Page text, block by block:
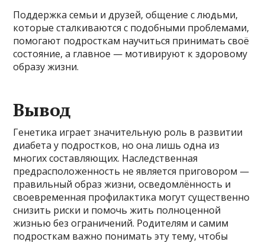
Поддержка семьи и друзей, общение с людьми,
которые сталкиваются с подобными проблемами,
помогают подросткам научиться принимать своё
состояние, а главное — мотивируют к здоровому
образу жизни.
Вывод
Генетика играет значительную роль в развитии
диабета у подростков, но она лишь одна из
многих составляющих. Наследственная
предрасположенность не является приговором —
правильный образ жизни, осведомлённость и
своевременная профилактика могут существенно
снизить риски и помочь жить полноценной
жизнью без ограничений. Родителям и самим
подросткам важно понимать эту тему, чтобы